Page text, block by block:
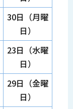
30日（月曜
日）
23日（水曜
日）
29日（金曜
日）